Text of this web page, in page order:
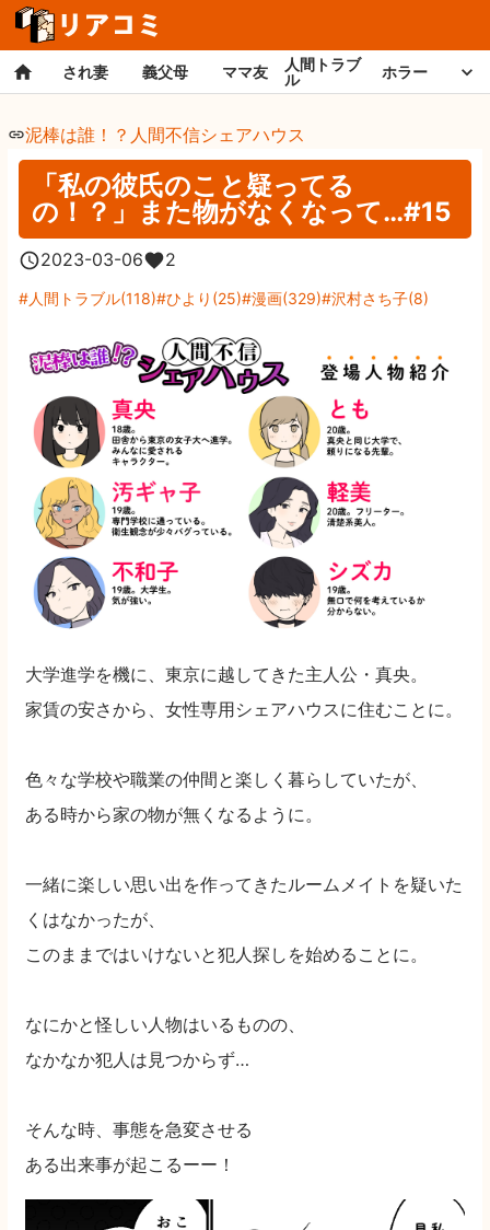
され妻 義父母 ママ友
人間トラブ
ル
ホラー
泥棒は誰！？人間不信シェアハウス
「私の彼氏のこと疑ってる
の！？」また物がなくなって…#15
2023-03-06 2
人間トラブル(118) ひより (25) 漫画(329) 沢村さち子(8)
大学進学を機に、東京に越してきた主人公・真央。
家賃の安さから、女性専用シェアハウスに住むことに。
色々な学校や職業の仲間と楽しく暮らしていたが、
ある時から家の物が無くなるように。
一緒に楽しい思い出を作ってきたルームメイトを疑いた
くはなかったが、
このままではいけないと犯人探しを始めることに。
なにかと怪しい人物はいるものの、
なかなか犯人は見つからず…
そんな時、事態を急変させる
ある出来事が起こるーー！